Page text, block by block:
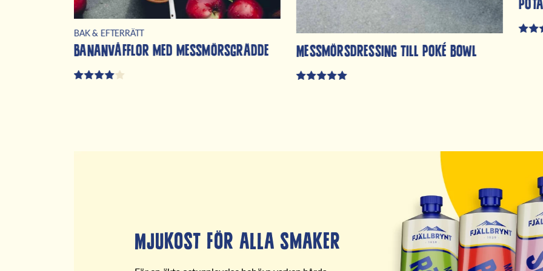
BAK & EFTERRÄTT
Bananvåfflor med messmörsgrädde Messmörsdressing till poké bowl
Mjukost för alla smaker